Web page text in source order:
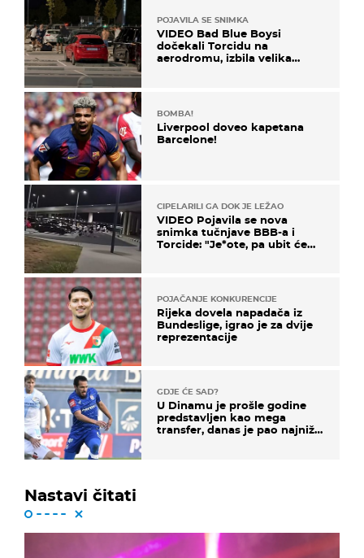
POJAVILA SE SNIMKA
VIDEO Bad Blue Boysi
dočekali Torcidu na
aerodromu, izbila velika
BOMBA!
Liverpool doveo kapetana
Barcelone!
CIPELARILI GA DOK JE LEŽAO
VIDEO Pojavila se nova
snimka tučnjave BBB-a i
Torcide: "Je*ote, pa ubit će
POJAČANJE KONKURENCIJE
Rijeka dovela napadača iz
Bundeslige, igrao je za dvije
reprezentacije
GDJE ĆE SAD?
U Dinamu je prošle godine
predstavljen kao mega
transfer, danas je pao najniže
Nastavi čitati